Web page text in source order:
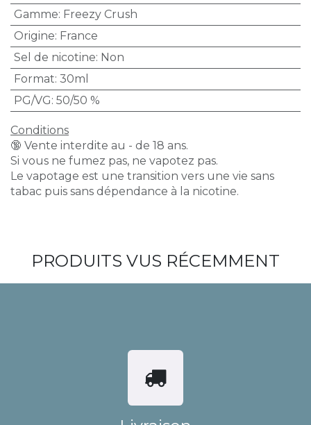
Gamme: Freezy Crush
Origine: France
Sel de nicotine: Non
Format: 30ml
PG/VG: 50/50 %
Conditions
🔞 Vente interdite au - de 18 ans.
Si vous ne fumez pas, ne vapotez pas.
Le vapotage est une transition vers une vie sans
tabac puis sans dépendance à la nicotine.
PRODUITS VUS RÉCEMMENT